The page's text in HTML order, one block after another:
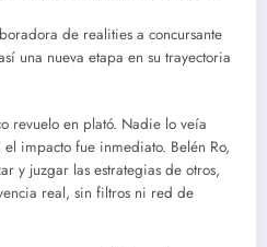
de realities a concursante
una nueva etapa en su trayectoria
revuelo en plató. Nadie lo veía
impacto fue inmediato. Belén Ro,
y juzgar las estrategias de otros,
real, sin filtros ni red de